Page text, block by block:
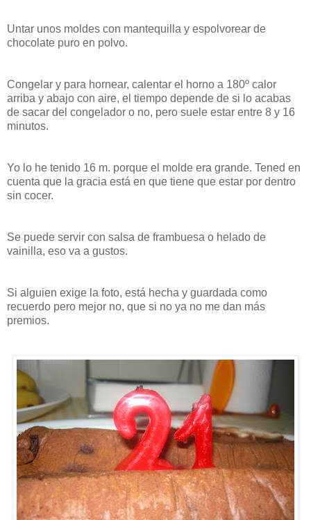
Untar unos moldes con mantequilla y espolvorear de
chocolate puro en polvo.
Congelar y para hornear, calentar el horno a 180º calor
arriba y abajo con aire, el tiempo depende de si lo acabas
de sacar del congelador o no, pero suele estar entre 8 y 16
minutos.
Yo lo he tenido 16 m. porque el molde era grande. Tened en
cuenta que la gracia está en que tiene que estar por dentro
sin cocer.
Se puede servir con salsa de frambuesa o helado de
vainilla, eso va a gustos.
Si alguien exige la foto, está hecha y guardada como
recuerdo pero mejor no, que si no ya no me dan más
premios.